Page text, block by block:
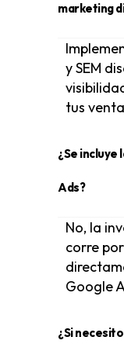
marketing
y SEM
tus
¿Se incluye
Ads?
No, la
corre
Google
¿Si